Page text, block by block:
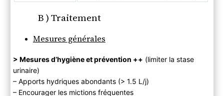
B ) Traitement
Mesures générales
> Mesures d’hygiène et prévention ++ (limiter la stase
urinaire)
– Apports hydriques abondants (> 1.5 L/j)
– Encourager les mictions fréquentes